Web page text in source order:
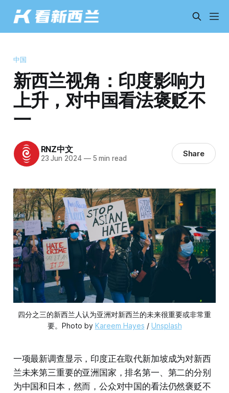
中国
新西兰视角：印度影响力
上升，对中国看法褒贬不
一
RNZ中文
23 Jun 2024 —5 min read Share
四分之三的新西兰人认为亚洲对新西兰的未来很重要或非常重
要。Photo by Kareem Hayes / Unsplash
一项最新调查显示，印度正在取代新加坡成为对新西
兰未来第三重要的亚洲国家，排名第一、第二的分别
为中国和日本，然而，公众对中国的看法仍然褒贬不